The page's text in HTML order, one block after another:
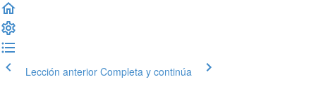
Lección anterior Completa y continúa